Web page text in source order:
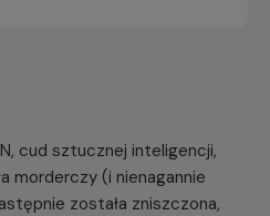
cud sztucznej inteligencji,
morderczy (i nienagannie
została zniszczona,